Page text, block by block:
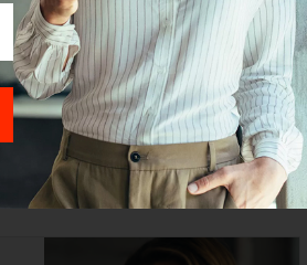
je da odaberete jedan od
PRETPLATA